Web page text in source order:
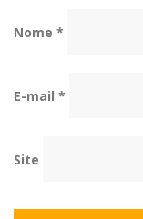
Nome *
E-mail *
Site